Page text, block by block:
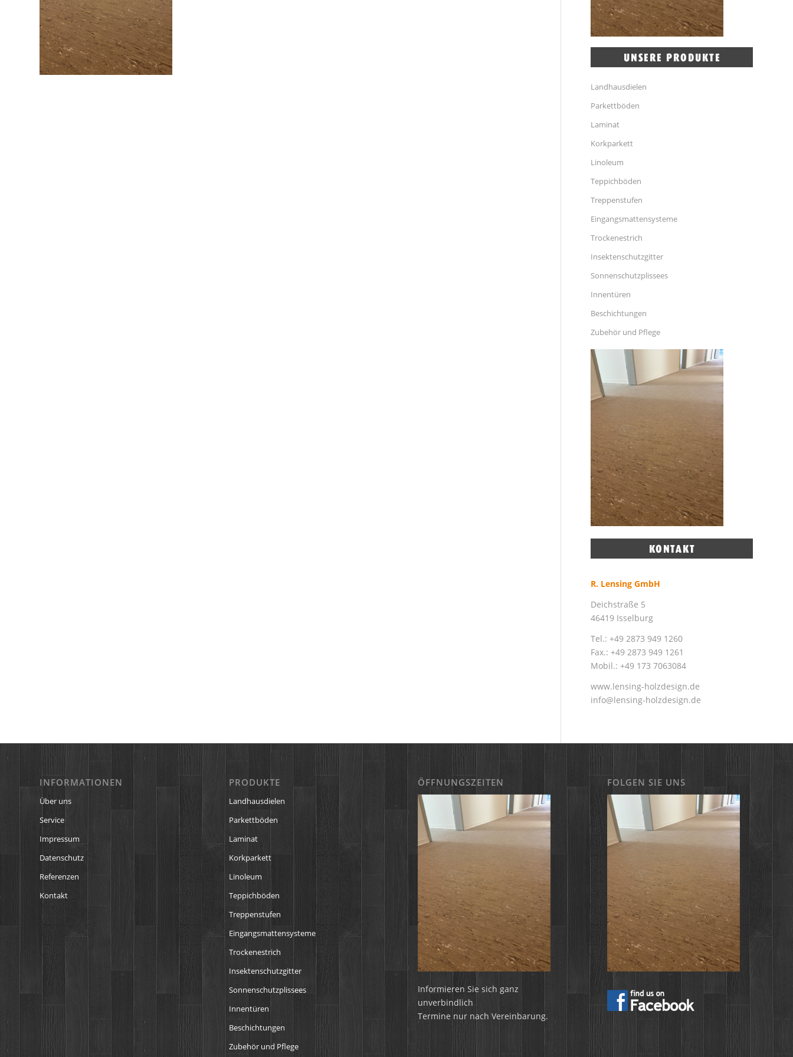
Landhausdielen
Parkettböden
Laminat
Korkparkett
Linoleum
Teppichböden
Treppenstufen
Eingangsmattensysteme
Trockenestrich
Insektenschutzgitter
Sonnenschutzplissees
Innentüren
Beschichtungen
Zubehör und Pflege
R. Lensing GmbH
Deichstraße 5
46419 Isselburg
Tel.: +49 2873 949 1260
Fax.: +49 2873 949 1261
Mobil.: +49 173 7063084
www.lensing-holzdesign.de
info@lensing-holzdesign.de
INFORMATIONEN
Über uns
Service
Impressum
Datenschutz
Referenzen
Kontakt
PRODUKTE
Landhausdielen
Parkettböden
Laminat
Korkparkett
Linoleum
Teppichböden
Treppenstufen
Eingangsmattensysteme
Trockenestrich
Insektenschutzgitter
Sonnenschutzplissees
Innentüren
Beschichtungen
Zubehör und Pflege
ÖFFNUNGSZEITEN
Informieren Sie sich ganz
unverbindlich
Termine nur nach Vereinbarung.
FOLGEN SIE UNS